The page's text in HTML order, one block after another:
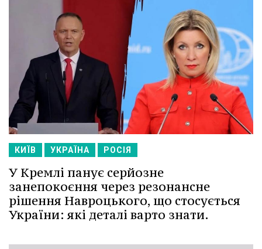
КИЇВ УКРАЇНА РОСІЯ
У Кремлі панує серйозне
занепокоєння через резонансне
рішення Навроцького, що стосується
України: які деталі варто знати.